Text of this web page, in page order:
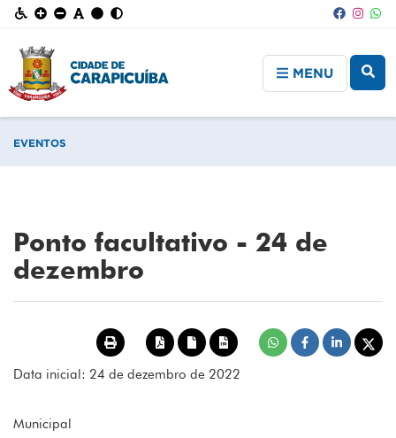
MENU
EVENTOS
Ponto facultativo - 24 de
dezembro
Data inicial: 24 de dezembro de 2022
Municipal